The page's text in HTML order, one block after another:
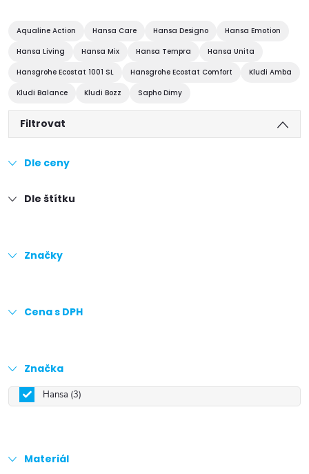
Aqualine Action Hansa Care Hansa Designo
Hansa Emotion
Hansa Living
Hansa Mix Hansa Tempra
Hansa Unita
Hansgrohe Ecostat 1001 SL
Hansgrohe Ecostat Comfort
Kludi Amba
Kludi Balance
Kludi Bozz Sapho Dimy
Filtrovat
Dle ceny
Dle štítku
Značky
Cena s DPH
Značka
Hansa 3
Materiál